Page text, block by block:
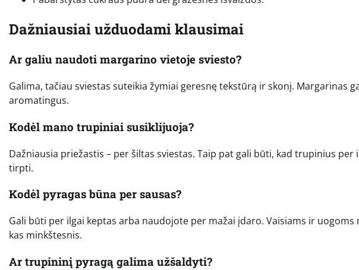
Dažniausiai užduodami klausimai
Ar galiu naudoti margarino vietoje sviesto?
Galima, tačiau sviestas suteikia žymiai geresnę tekstūrą ir skonį. Margarinas
aromatingus.
Kodėl mano trupiniai susiklijuoja?
Dažniausia priežastis – per šiltas sviestas. Taip pat gali būti, kad trupinius
tirpti.
Kodėl pyragas būna per sausas?
Gali būti per ilgai keptas arba naudojote per mažai įdaro. Vaisiams ir
kas minkštesnis.
Ar trupininį pyragą galima užšaldyti?